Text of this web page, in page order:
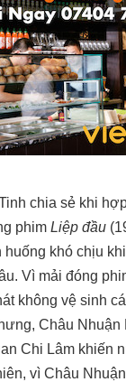
chia sẻ khi
phimLiệp đầu
huống khó chịu
Vì mải đóng
không vệ sinh
Châu Nhuận
Chi Lâm khiến
vì Châu